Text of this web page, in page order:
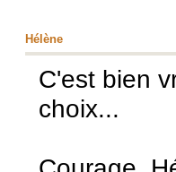
Hélène
C'est bien
choix...